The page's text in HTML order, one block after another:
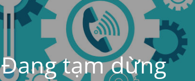
Đang tạm dừng